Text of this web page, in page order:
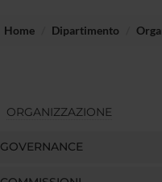
Home Dipartimento
ORGANIZZAZIONE
GOVERNANCE